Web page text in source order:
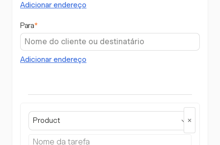
Adicionar endereço
Para*
Adicionar endereço
Product